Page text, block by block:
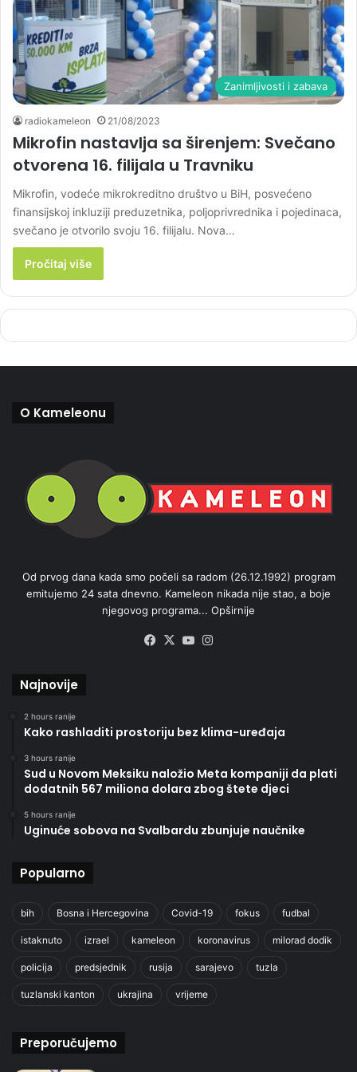
Zanimljivosti i zabava
radiokameleon 21/08/2023
Mikrofin nastavlja sa širenjem: Svečano
otvorena 16. filijala u Travniku
Mikrofin, vodeće mikrokreditno društvo u BiH, posvećeno
finansijskoj inkluziji preduzetnika, poljoprivrednika i pojedinaca,
svečano je otvorilo svoju 16. filijalu. Nova…
Pročitaj više
O Kameleonu
Od prvog dana kada smo počeli sa radom (26.12.1992) program
emitujemo 24 sata dnevno. Kameleon nikada nije stao, a boje
njegovog programa... Opširnije
Facebook
X YouTube
Najnovije
2 hours ranije
Kako rashladiti prostoriju bez klima-uređaja
3 hours ranije
Sud u Novom Meksiku naložio Meta kompaniji da plati
dodatnih 567 miliona dolara zbog štete djeci
5 hours ranije
Uginuće sobova na Svalbardu zbunjuje naučnike
Popularno
bih Bosna i Hercegovina Covid-19 fokus fudbal
istaknuto izrael kameleon koronavirus milorad dodik
policija predsjednik rusija sarajevo tuzla
tuzlanski kanton ukrajina vrijeme
Preporučujemo